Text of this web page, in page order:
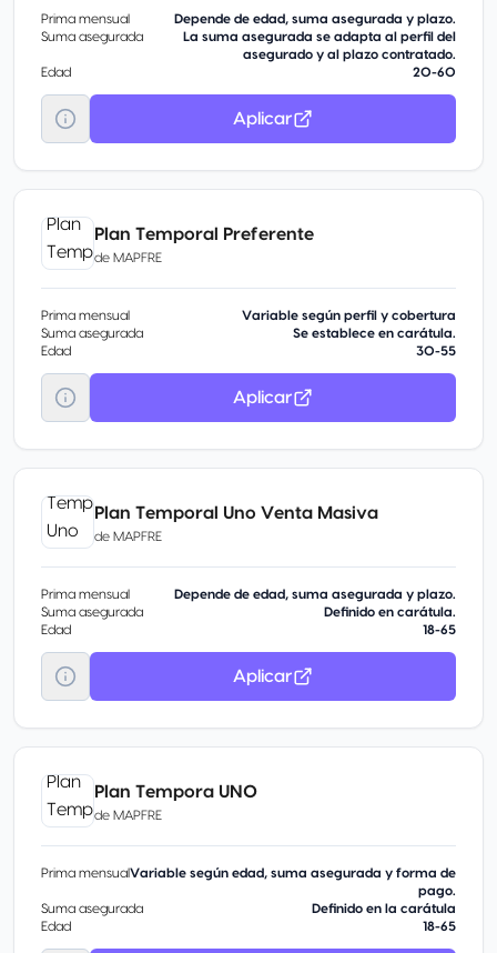
Prima mensual
Depende de edad, suma asegurada y plazo.
Suma asegurada
La suma asegurada se adapta al perfil del
asegurado y al plazo contratado.
Edad
20-60
Aplicar
Plan Temporal Preferente
de MAPFRE
Prima mensual
Variable según perfil y cobertura
Suma asegurada
Se establece en carátula.
Edad
30-55
Aplicar
Plan Temporal Uno Venta Masiva
de MAPFRE
Prima mensual
Depende de edad, suma asegurada y plazo.
Suma asegurada
Definido en carátula.
Edad
18-65
Aplicar
Plan Tempora UNO
de MAPFRE
Prima mensualVariable según edad, suma asegurada y forma de
pago.
Suma asegurada
Definido en la carátula
Edad
18-65